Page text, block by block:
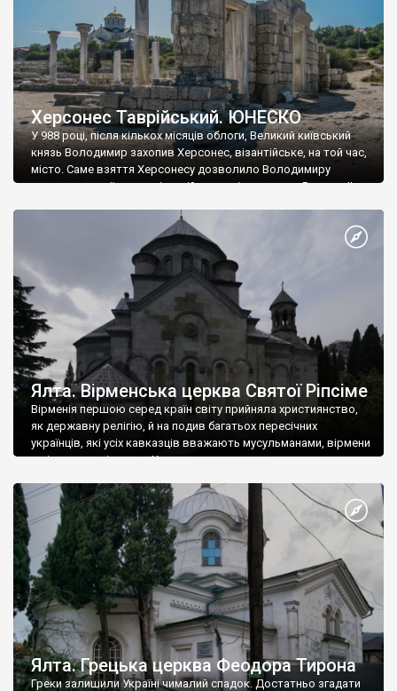
Херсонес Таврійський. ЮНЕСКО
У 988 році, після кількох місяців облоги, Великий київський
князь Володимир захопив Херсонес, візантійське, на той час,
місто. Саме взяття Херсонесу дозволило Володимиру
диктувати свої умови візантійському імператору Василю ІІ, та
Херсонесі Володимир-язичник, став Василем-християнином.
А потім було Хрещення Русі. На честь Херсонесу Таврійського
Ялта. Вірменська церква Святої Ріпсіме
Вірменія першою серед країн світу прийняла християнство,
як державну релігію, й на подив багатьох пересічних
українців, які усіх кавказців вважають мусульманами, вірмени
є відданими вірянами Христа
Ялта. Грецька церква Феодора Тирона
Греки залишили Україні чималий спадок. Достатньо згадати